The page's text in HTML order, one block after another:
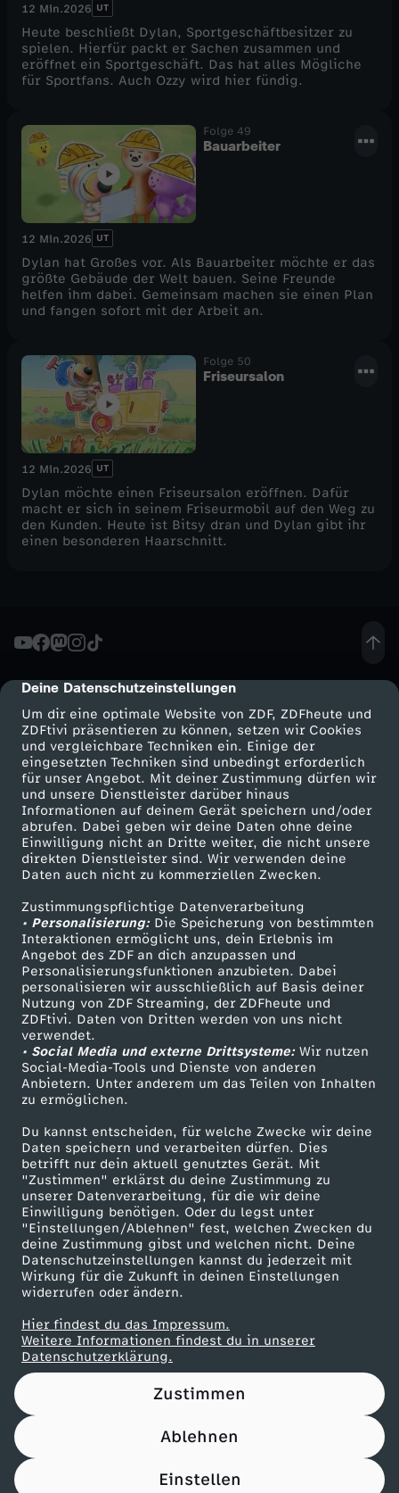
cmp-dialog-description
Deine Datenschutzeinstellungen
Um dir eine optimale Website von ZDF, ZDFheute und
ZDFtivi präsentieren zu können, setzen wir Cookies
und vergleichbare Techniken ein. Einige der
eingesetzten Techniken sind unbedingt erforderlich
für unser Angebot. Mit deiner Zustimmung dürfen wir
und unsere Dienstleister darüber hinaus
Informationen auf deinem Gerät speichern und/oder
abrufen. Dabei geben wir deine Daten ohne deine
Einwilligung nicht an Dritte weiter, die nicht unsere
direkten Dienstleister sind. Wir verwenden deine
Daten auch nicht zu kommerziellen Zwecken.
Zustimmungspflichtige Datenverarbeitung
• Personalisierung:Die Speicherung von bestimmten
Interaktionen ermöglicht uns, dein Erlebnis im
Angebot des ZDF an dich anzupassen und
Personalisierungsfunktionen anzubieten. Dabei
personalisieren wir ausschließlich auf Basis deiner
Nutzung von ZDF Streaming, der ZDFheute und
ZDFtivi. Daten von Dritten werden von uns nicht
verwendet.
• Social Media und externe Drittsysteme:Wir nutzen
Social-Media-Tools und Dienste von anderen
Anbietern. Unter anderem um das Teilen von Inhalten
zu ermöglichen.
Du kannst entscheiden, für welche Zwecke wir deine
Daten speichern und verarbeiten dürfen. Dies
betrifft nur dein aktuell genutztes Gerät. Mit
"Zustimmen" erklärst du deine Zustimmung zu
unserer Datenverarbeitung, für die wir deine
Einwilligung benötigen. Oder du legst unter
"Einstellungen/Ablehnen" fest, welchen Zwecken du
deine Zustimmung gibst und welchen nicht. Deine
Datenschutzeinstellungen kannst du jederzeit mit
Wirkung für die Zukunft in deinen Einstellungen
widerrufen oder ändern.
Hier findest du das Impressum.
Weitere Informationen findest du in unserer
Datenschutzerklärung.
Zustimmen
Ablehnen
Einstellen
12 Min.2026 UT
Heute beschließt Dylan, Sportgeschäftbesitzer zu
spielen. Hierfür packt er Sachen zusammen und
eröffnet ein Sportgeschäft. Das hat alles Mögliche
für Sportfans. Auch Ozzy wird hier fündig.
Folge 49
Bauarbeiter
12 Min.2026 UT
Dylan hat Großes vor. Als Bauarbeiter möchte er das
größte Gebäude der Welt bauen. Seine Freunde
helfen ihm dabei. Gemeinsam machen sie einen Plan
und fangen sofort mit der Arbeit an.
Folge 50
Friseursalon
12 Min.2026 UT
Dylan möchte einen Friseursalon eröffnen. Dafür
macht er sich in seinem Friseurmobil auf den Weg zu
den Kunden. Heute ist Bitsy dran und Dylan gibt ihr
einen besonderen Haarschnitt.
Mehr ZDF
ZDF-Apps
Smart TV
ZDFtext
Livestreams
Sendungen A-Z
TV-Programm
Service
ZDFmitreden
Kontakt zum ZDF
Tickets
Zuschauerservice
Hilfe
ZDF Unternehmen
Karriere
ZDF goes Schule
Werbefernsehen
Mainzelmännchen
Partner
Nutzungsbedingungen
Impressum